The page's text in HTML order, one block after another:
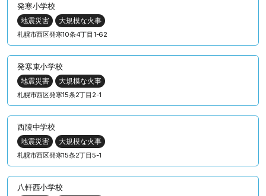
発寒小学校
地震災害 大規模な火事
札幌市西区発寒10条4丁目1-62
発寒東小学校
地震災害 大規模な火事
札幌市西区発寒15条2丁目2-1
西陵中学校
地震災害 大規模な火事
札幌市西区発寒15条2丁目5-1
八軒西小学校